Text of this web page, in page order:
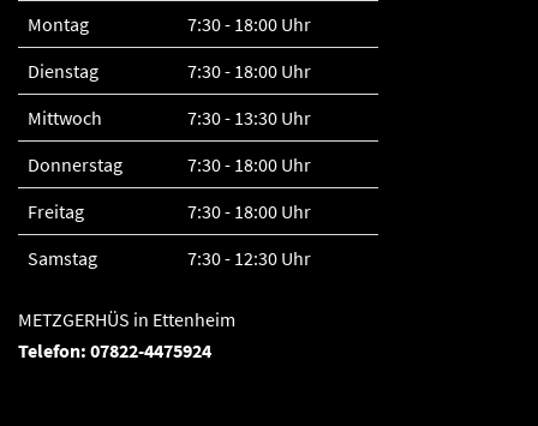
Montag
7:30 - 18:00 Uhr
Dienstag
7:30 - 18:00 Uhr
Mittwoch
7:30 - 13:30 Uhr
Donnerstag
7:30 - 18:00 Uhr
Freitag
7:30 - 18:00 Uhr
Samstag
7:30 - 12:30 Uhr
METZGERHÜS in Ettenheim
Telefon: 07822-4475924